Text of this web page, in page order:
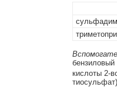
бензиловый
кислоты 2-